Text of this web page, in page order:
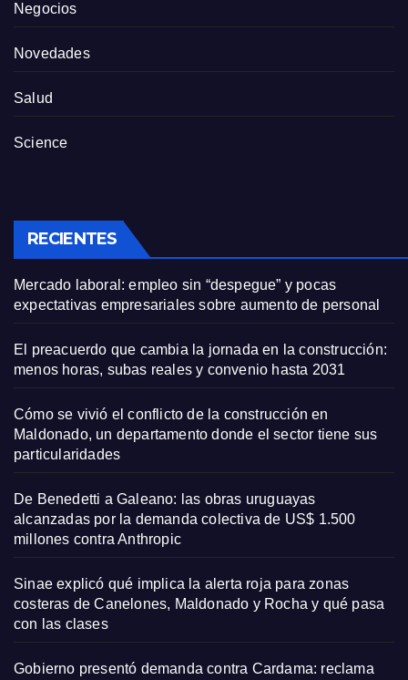
Negocios
Novedades
Salud
Science
RECIENTES
Mercado laboral: empleo sin “despegue” y pocas
expectativas empresariales sobre aumento de personal
El preacuerdo que cambia la jornada en la construcción:
menos horas, subas reales y convenio hasta 2031
Cómo se vivió el conflicto de la construcción en
Maldonado, un departamento donde el sector tiene sus
particularidades
De Benedetti a Galeano: las obras uruguayas
alcanzadas por la demanda colectiva de US$ 1.500
millones contra Anthropic
Sinae explicó qué implica la alerta roja para zonas
costeras de Canelones, Maldonado y Rocha y qué pasa
con las clases
Gobierno presentó demanda contra Cardama: reclama